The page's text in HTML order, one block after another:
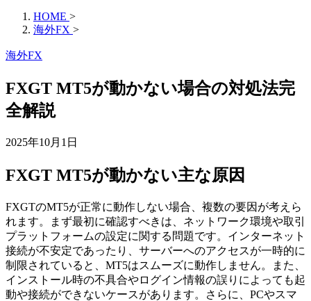
HOME >
海外FX >
海外FX
FXGT MT5が動かない場合の対処法完
全解説
2025年10月1日
FXGT MT5が動かない主な原因
FXGTのMT5が正常に動作しない場合、複数の要因が考えら
れます。まず最初に確認すべきは、ネットワーク環境や取引
プラットフォームの設定に関する問題です。インターネット
接続が不安定であったり、サーバーへのアクセスが一時的に
制限されていると、MT5はスムーズに動作しません。また、
インストール時の不具合やログイン情報の誤りによっても起
動や接続ができないケースがあります。さらに、PCやスマ